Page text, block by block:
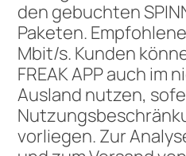
den gebuchten
Paketen.
Mbit/s. Kunden
FREAK APP auch im
Ausland nutzen,
vorliegen. Zur